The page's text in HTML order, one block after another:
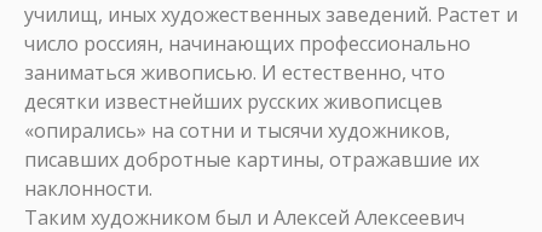
училищ, иных художественных заведений. Растет и
число россиян, начинающих профессионально
заниматься живописью. И естественно, что
десятки известнейших русских живописцев
«опирались» на сотни и тысячи художников,
писавших добротные картины, отражавшие их
наклонности.
Таким художником был и Алексей Алексеевич